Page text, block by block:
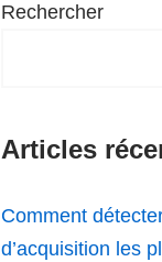
Rechercher
Articles
Comment
d’acquisition les